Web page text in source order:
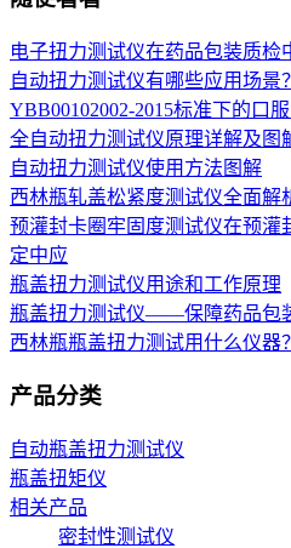
电子扭力测试仪在药品包装质检
自动扭力测试仪有哪些应用场景？
YBB00102002-2015标准下的口
全自动扭力测试仪原理详解及图
自动扭力测试仪使用方法图解
西林瓶轧盖松紧度测试仪全面解
预灌封卡圈牢固度测试仪在预灌
定中应
瓶盖扭力测试仪用途和工作原理
瓶盖扭力测试仪——保障药品包
西林瓶瓶盖扭力测试用什么仪器？
产品分类
自动瓶盖扭力测试仪
瓶盖扭矩仪
相关产品
密封性测试仪